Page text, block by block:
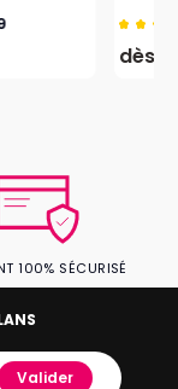
dès
100% SÉCURISÉ
Valider